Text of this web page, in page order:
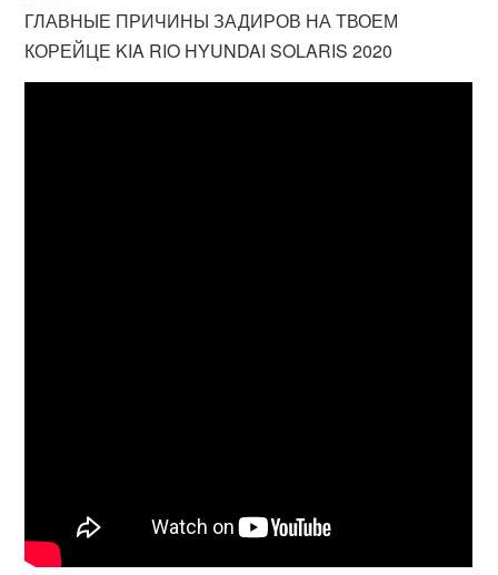
ГЛАВНЫЕ ПРИЧИНЫ ЗАДИРОВ НА ТВОЕМ
КОРЕЙЦЕ KIA RIO HYUNDAI SOLARIS 2020